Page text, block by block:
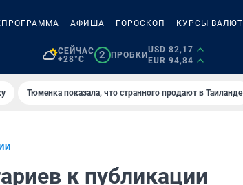
АФИША ГОРОСКОП КУРСЫ ВАЛЮТ
СЕЙЧАС
+28°C
2 ПРОБКИ
USD 82,17
EUR 94,84
Тюменка показала, что странного продают в Таиланде
к публикации